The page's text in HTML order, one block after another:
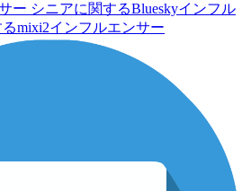
ー シニアに関するBlueskyインフル
mixi2インフルエンサー